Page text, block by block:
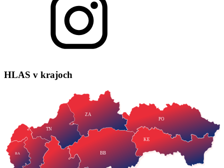
HLAS v krajoch
TN
ZA
BB
PO
KE
BA